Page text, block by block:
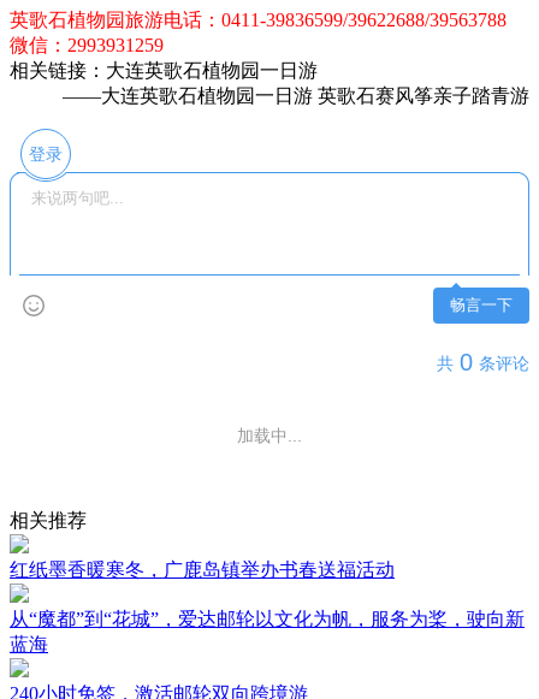
英歌石植物园旅游电话：0411-39836599/39622688/39563788
微信：2993931259
相关链接：大连英歌石植物园一日游
——大连英歌石植物园一日游 英歌石赛风筝亲子踏青游
登录
畅言一下
共 0 条评论
还没有评论，快来抢沙发吧~
相关推荐
红纸墨香暖寒冬，广鹿岛镇举办书春送福活动
从“魔都”到“花城”，爱达邮轮以文化为帆，服务为桨，驶向新
蓝海